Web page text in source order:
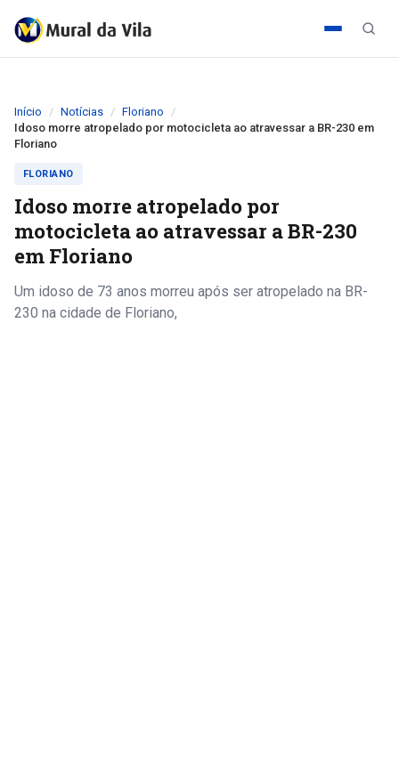
Início Notícias
Floriano
Idoso morre atropelado por motocicleta ao atravessar a BR-230 em
Floriano
FLORIANO
Idoso morre atropelado por
motocicleta ao atravessar a BR-230
em Floriano
Um idoso de 73 anos morreu após ser atropelado na BR-
230 na cidade de Floriano,